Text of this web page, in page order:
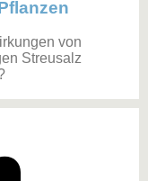
von
Streusalz